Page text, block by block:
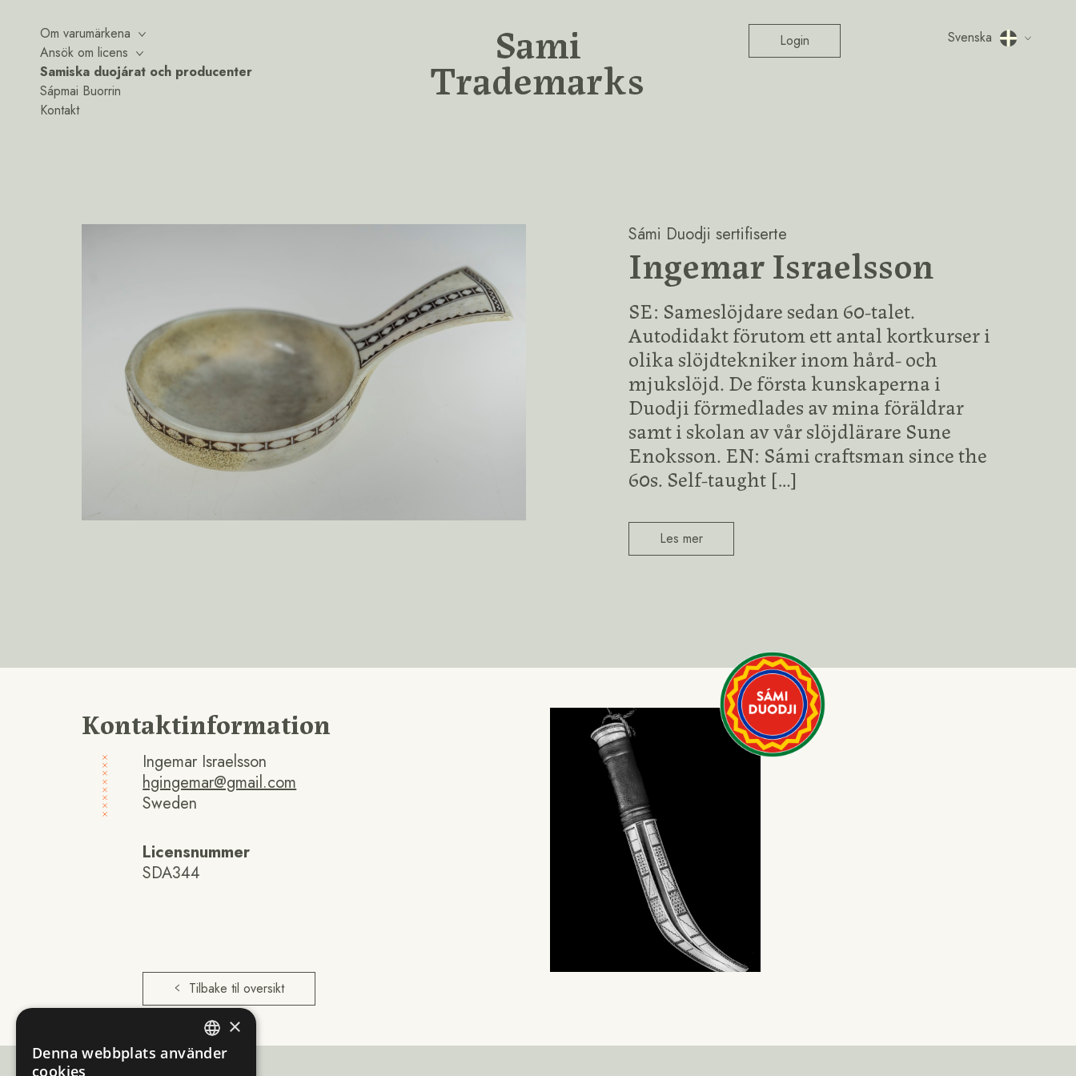
Om varumärkena
Ansök om licens
Samiska duojárat och producenter
Sápmai Buorrin
Kontakt
Sami
Trademarks
Login Svenska
Sámi Duodji sertifiserte
Ingemar Israelsson
SE: Sameslöjdare sedan 60-talet.
Autodidakt förutom ett antal kortkurser i
olika slöjdtekniker inom hård- och
mjukslöjd. De första kunskaperna i
Duodji förmedlades av mina föräldrar
samt i skolan av vår slöjdlärare Sune
Enoksson. EN: Sámi craftsman since the
60s. Self-taught[…]
Les mer
Kontaktinformation
Ingemar Israelsson
hgingemar@gmail.com
Sweden
Licensnummer
SDA344
Tilbake til oversikt
ENGLISH
×
Denna webbplats använder
cookies